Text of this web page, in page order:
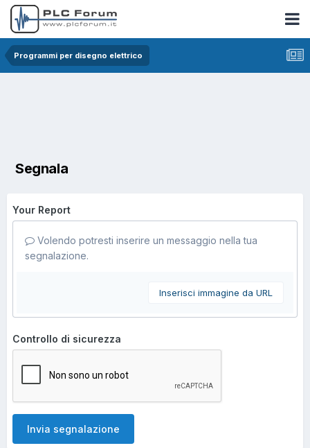
Programmi per disegno elettrico
Segnala
Your Report
Volendo potresti inserire un messaggio nella tua
segnalazione.
Inserisci immagine da URL
Controllo di sicurezza
Invia segnalazione